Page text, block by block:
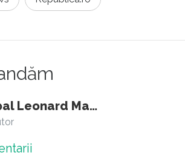
Decebal Leonard Marin